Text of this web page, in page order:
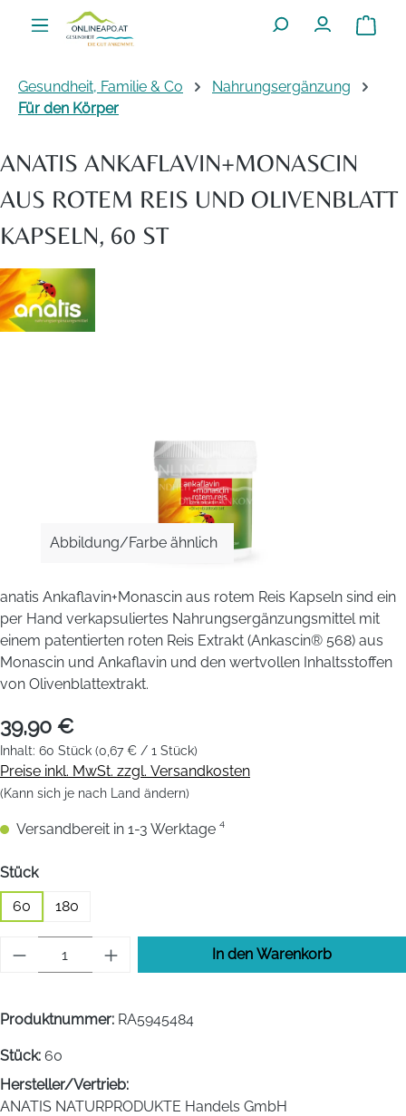
Zum Hauptinhalt springen
Gesundheit, Familie & Co
Nahrungsergänzung
Für den Körper
ANATIS ANKAFLAVIN+MONASCIN
AUS ROTEM REIS UND OLIVENBLATT
KAPSELN, 60 ST
Abbildung/Farbe ähnlich
anatis Ankaflavin+Monascin aus rotem Reis Kapseln sind ein
per Hand verkapsuliertes Nahrungsergänzungsmittel mit
einem patentierten roten Reis Extrakt (Ankascin® 568) aus
Monascin und Ankaflavin und den wertvollen Inhaltsstoffen
von Olivenblattextrakt.
39,90 €
Inhalt: 60 Stück (0,67 € / 1 Stück)
Preise inkl. MwSt. zzgl. Versandkosten
(Kann sich je nach Land ändern)
Versandbereit in 1-3 Werktage ⁴
Stückauswählen
60
180
Produkt Anzahl: Gib den gewünschten
In den Warenkorb
Produktnummer: RA5945484
Stück: 60
Hersteller/Vertrieb:
ANATIS NATURPRODUKTE Handels GmbH